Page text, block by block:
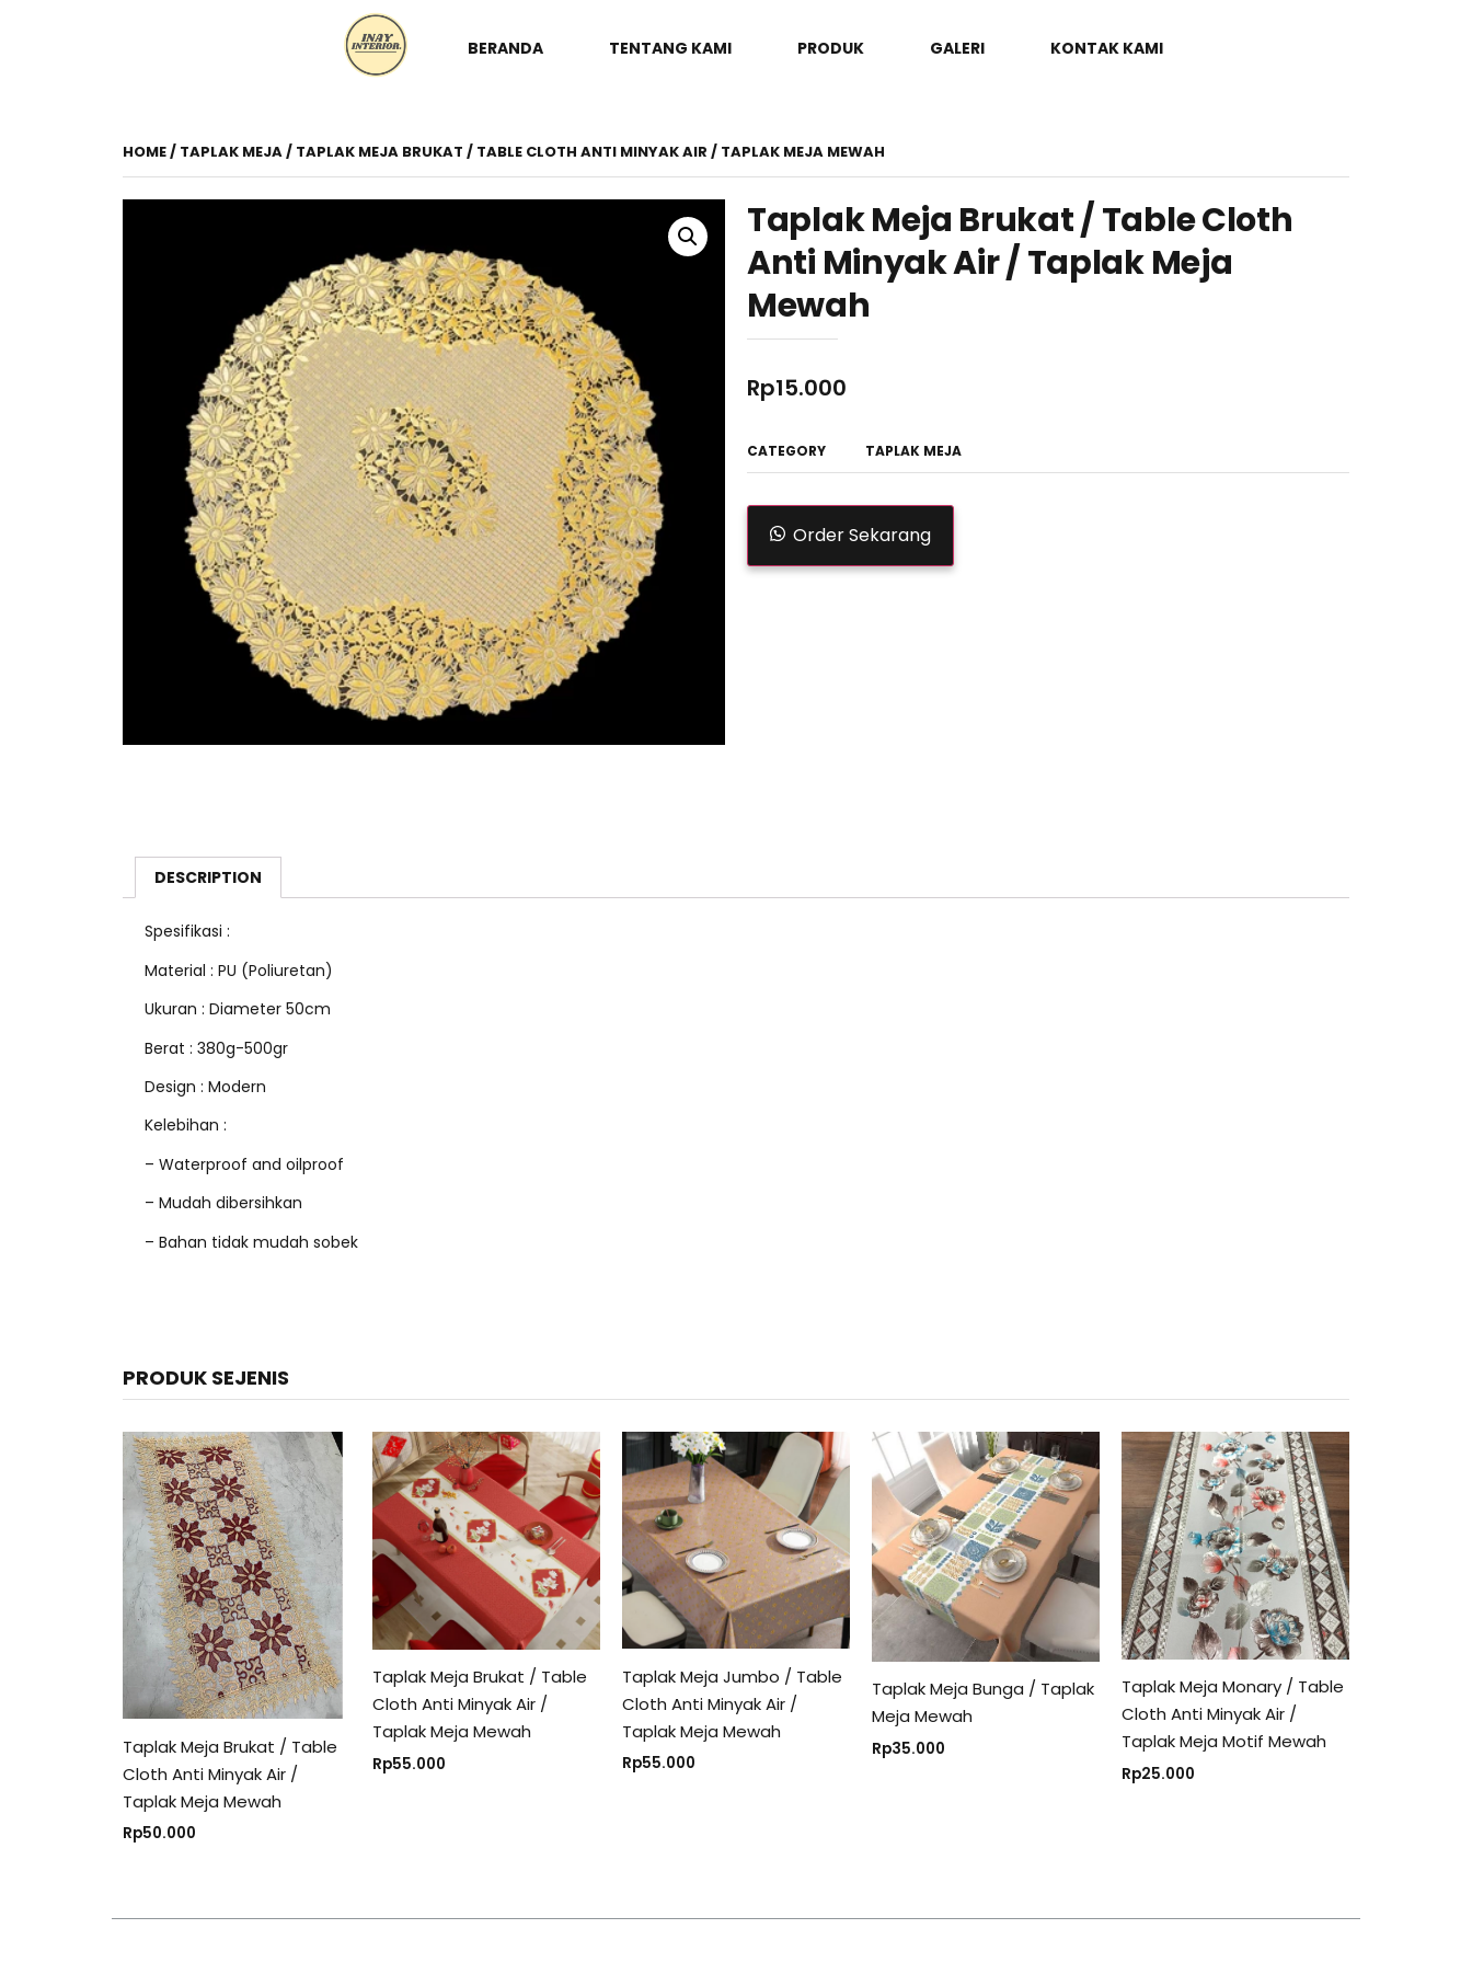
BERANDA TENTANG KAMI PRODUK GALERI KONTAK KAMI
HOME/ TAPLAK MEJA/ TAPLAK MEJA BRUKAT / TABLE CLOTH ANTI MINYAK AIR / TAPLAK MEJA MEWAH
Taplak Meja Brukat / Table Cloth
Anti Minyak Air / Taplak Meja
Mewah
Rp15.000
CATEGORY TAPLAK MEJA
Order Sekarang
DESCRIPTION
Spesifikasi :
Material : PU (Poliuretan)
Ukuran : Diameter 50cm
Berat : 380g-500gr
Design : Modern
Kelebihan :
– Waterproof and oilproof
– Mudah dibersihkan
– Bahan tidak mudah sobek
PRODUK SEJENIS
Taplak Meja Brukat / Table
Cloth Anti Minyak Air /
Taplak Meja Mewah
Rp50.000
Taplak Meja Brukat / Table
Cloth Anti Minyak Air /
Taplak Meja Mewah
Rp55.000
Taplak Meja Jumbo / Table
Cloth Anti Minyak Air /
Taplak Meja Mewah
Rp55.000
Taplak Meja Bunga / Taplak
Meja Mewah
Rp35.000
Taplak Meja Monary / Table
Cloth Anti Minyak Air /
Taplak Meja Motif Mewah
Rp25.000